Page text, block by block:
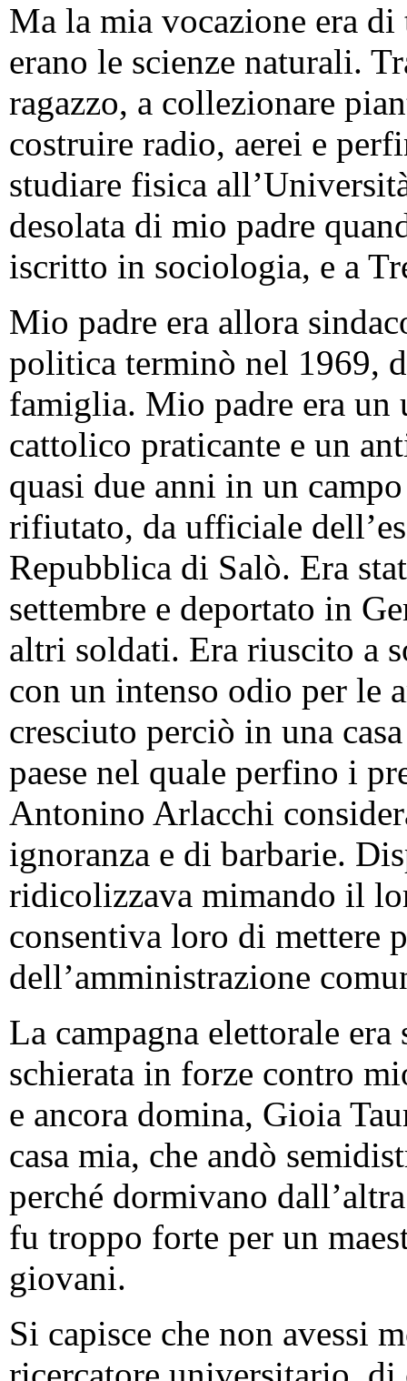
Ma la mia vocazione era
erano le scienze naturali.
ragazzo, a collezionare
costruire radio, aerei e
studiare fisica
desolata di mio padre
iscritto in sociologia, e a
Mio padre era allora
politica terminò nel 1969,
famiglia. Mio padre era un
cattolico praticante e un
quasi due anni in un
rifiutato, da ufficiale
Repubblica di Salò. Era
settembre e deportato in
altri soldati. Era riuscito a
con un intenso odio per le
cresciuto perciò in una
paese nel quale perfino i
Antonino Arlacchi
ignoranza e di barbarie.
ridicolizzava mimando il
consentiva loro di mettere
dell’amministrazione
La campagna elettorale
schierata in forze contro
e ancora domina, Gioia
casa mia, che andò
perché dormivano
fu troppo forte per un
giovani.
Si capisce che non avessi